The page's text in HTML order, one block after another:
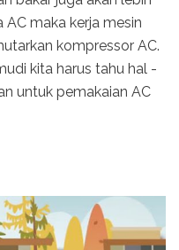
maka kerja mesin
kompressor AC.
kita harus tahu hal -
untuk pemakaian AC